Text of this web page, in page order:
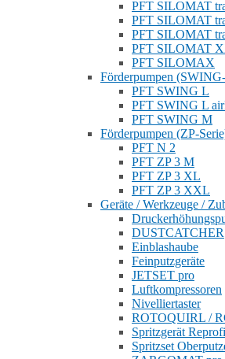
PFT SILOMAT
PFT SILOMAT
PFT SILOMAT
PFT SILOMAT
PFT SILOMAX
Förderpumpen
PFT SWING L
PFT SWING L
PFT SWING M
Förderpumpen (ZP-
PFT N 2
PFT ZP 3 M
PFT ZP 3 XL
PFT ZP 3 XXL
Geräte / Werkzeuge /
DUSTCATCHER
Einblashaube
Feinputzgeräte
JETSET pro
Luftkompressoren
Nivelliertaster
ROTOQUIRL /
Spritzgerät
Spritzset